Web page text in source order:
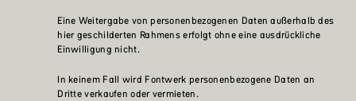
Eine Weitergabe von personenbezogenen Daten außerhalb des
hier geschilderten Rahmens erfolgt ohne eine ausdrückliche
Einwilligung nicht.
In keinem Fall wird Fontwerk personenbezogene Daten an
Dritte verkaufen oder vermieten.